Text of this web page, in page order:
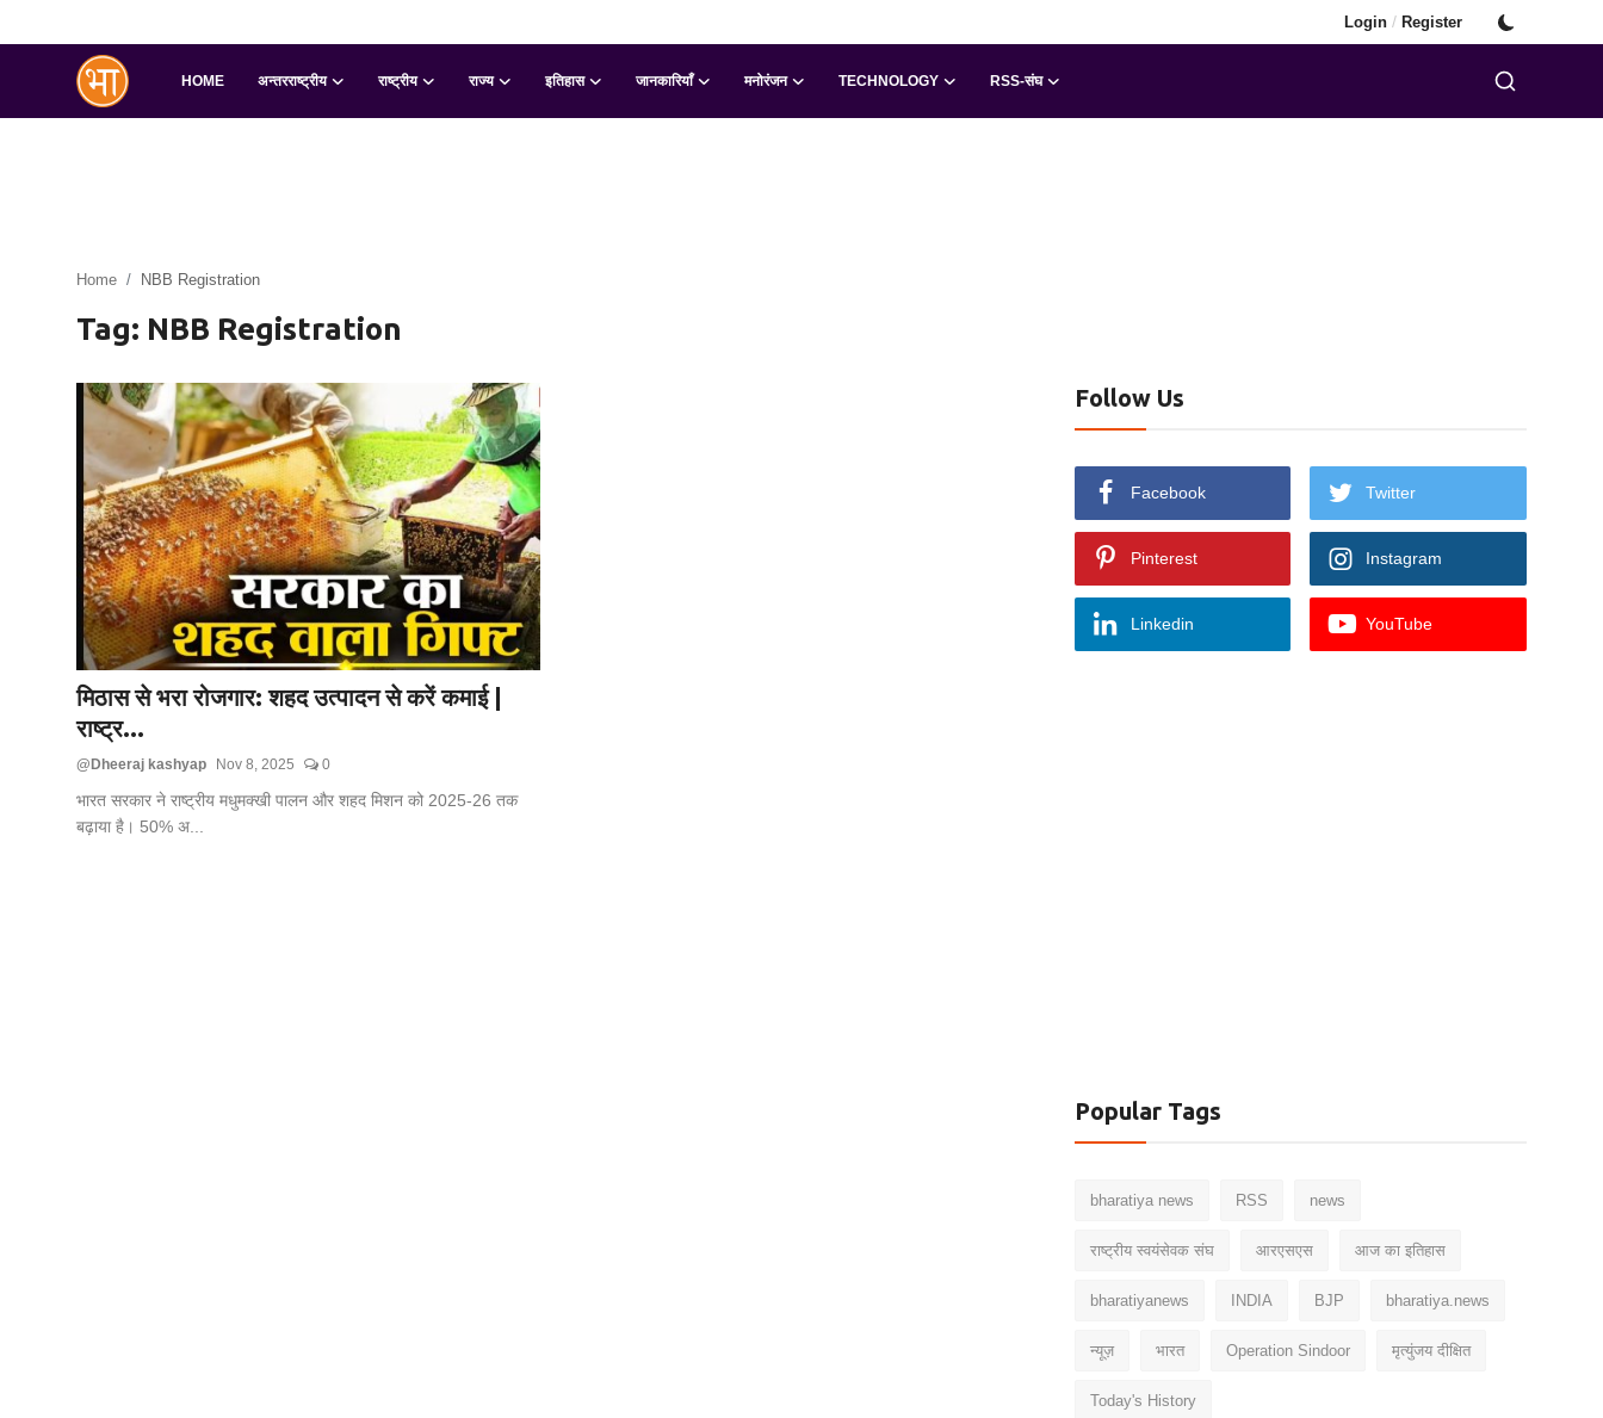
Login / Register
HOME अन्तरराष्ट्रीय राष्ट्रीय राज्य इतिहास जानकारियाँ मनोरंजन TECHNOLOGY RSS-संघ
जानकारियाँ
Technology
Home NBB Registration
Tag: NBB Registration
मिठास से भरा रोजगार: शहद उत्पादन से करें कमाई |
राष्ट्र...
@Dheeraj kashyap Nov 8, 2025 0
भारत सरकार ने राष्ट्रीय मधुमक्खी पालन और शहद मिशन को 2025-26 तक
बढ़ाया है। 50% अ...
Follow Us
Facebook Twitter
Pinterest Instagram
Linkedin YouTube
Popular Tags
bharatiya news RSS news
राष्ट्रीय स्वयंसेवक संघ आरएसएस आज का इतिहास
bharatiyanews INDIA BJP bharatiya.news
न्यूज़ भारत Operation Sindoor मृत्युंजय दीक्षित
Today's History